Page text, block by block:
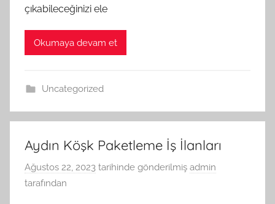
çıkabileceğinizi ele
Okumaya devam et
Uncategorized
Aydın Köşk Paketleme İş İlanları
Ağustos 22, 2023 tarihinde gönderilmiş admin
tarafından